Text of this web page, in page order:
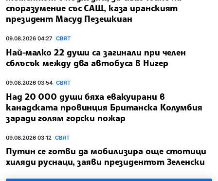
споразумение със САЩ, каза иранският
президент Масуд Пезешкиан
09.08.2026 04:27 СВЯТ
Най-малко 22 души са загинали при челен
сблъсък между два автобуса в Нигер
09.08.2026 03:54 СВЯТ
Над 20 000 души бяха евакуирани в
канадската провинция Британска Колумбия
заради голям горски пожар
09.08.2026 03:12 СВЯТ
Путин се готви да мобилизира още стотици
хиляди руснаци, заяви президентът Зеленски